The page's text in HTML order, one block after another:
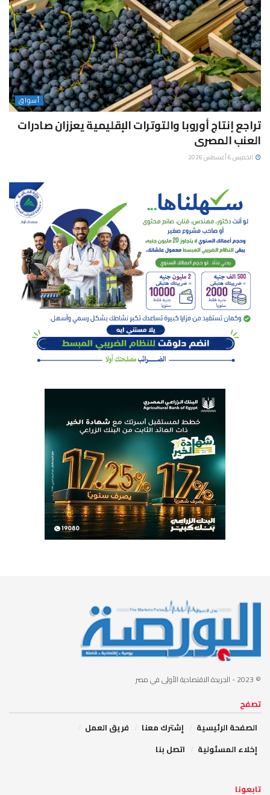
أسواق
تراجع إنتاج أوروبا والتوترات الإقليمية يعززان صادرات
العنب المصرى
الخميس 6 أغسطس 2026
© 2023 - الجريدة الاقتصادية الأولى في مصر
تصفح
الصفحة الرئيسية
إشترك معنا
فريق العمل
إخلاء المسئولية
اتصل بنا
تابعونا